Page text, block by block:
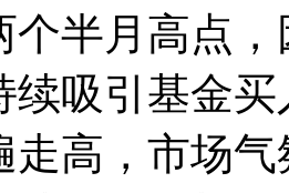
个半月高点
续吸引基金
走高，市场